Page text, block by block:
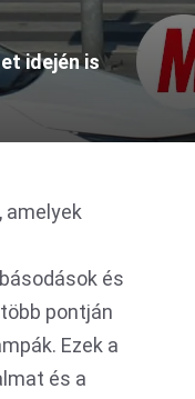
idején is
amelyek
és
pontján
Ezek a
és a